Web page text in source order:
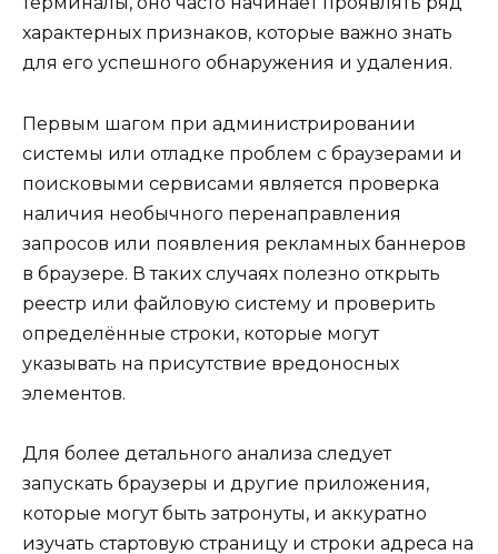
характерных признаков, которые важно знать
для его успешного обнаружения и удаления.
Первым шагом при администрировании
системы или отладке проблем с браузерами и
поисковыми сервисами является проверка
наличия необычного перенаправления
запросов или появления рекламных баннеров
в браузере. В таких случаях полезно открыть
реестр или файловую систему и проверить
определённые строки, которые могут
указывать на присутствие вредоносных
элементов.
Для более детального анализа следует
запускать браузеры и другие приложения,
которые могут быть затронуты, и аккуратно
изучать стартовую страницу и строки адреса на